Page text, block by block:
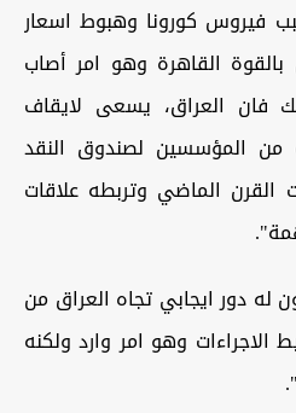
فيروس كورونا وهبوط اسعار
القاهرة وهو امر أصاب
فان العراق، يسعى لايقاف
من المؤسسين لصندوق النقد
القرن الماضي وتربطه علاقات
دور ايجابي تجاه العراق من
الاجراءات وهو امر وارد ولكنه